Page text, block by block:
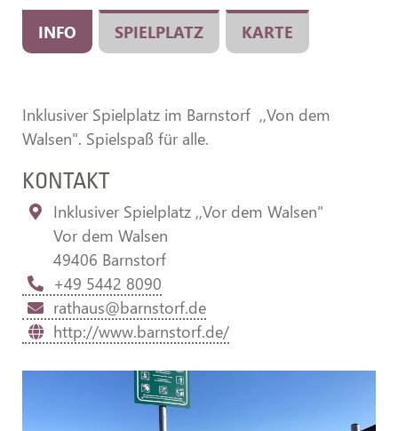
INFO SPIELPLATZ KARTE
Inklusiver Spielplatz im Barnstorf ,,Von dem
Walsen". Spielspaß für alle.
KONTAKT
Inklusiver Spielplatz ,,Vor dem Walsen"
Vor dem Walsen
49406 Barnstorf
+49 5442 8090
rathaus@barnstorf.de
http://www.barnstorf.de/